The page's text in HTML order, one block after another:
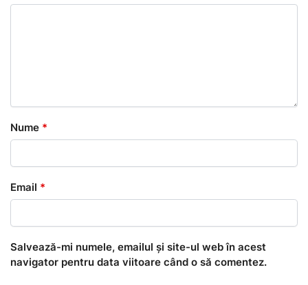
Nume *
Email *
Salvează-mi numele, emailul și site-ul web în acest
navigator pentru data viitoare când o să comentez.